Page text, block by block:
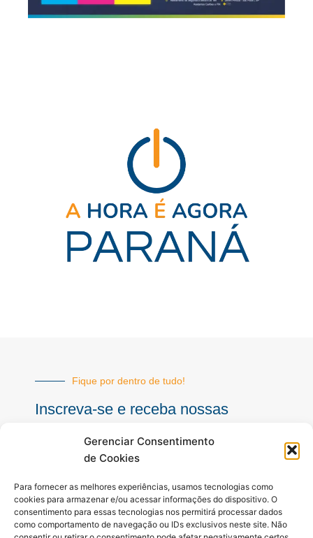
Gerenciar Consentimento
de Cookies
Para fornecer as melhores experiências, usamos tecnologias como
cookies para armazenar e/ou acessar informações do dispositivo. O
consentimento para essas tecnologias nos permitirá processar dados
como comportamento de navegação ou IDs exclusivos neste site. Não
Fique por dentro de tudo!
Inscreva-se e receba nossas
mail
INSCREVER